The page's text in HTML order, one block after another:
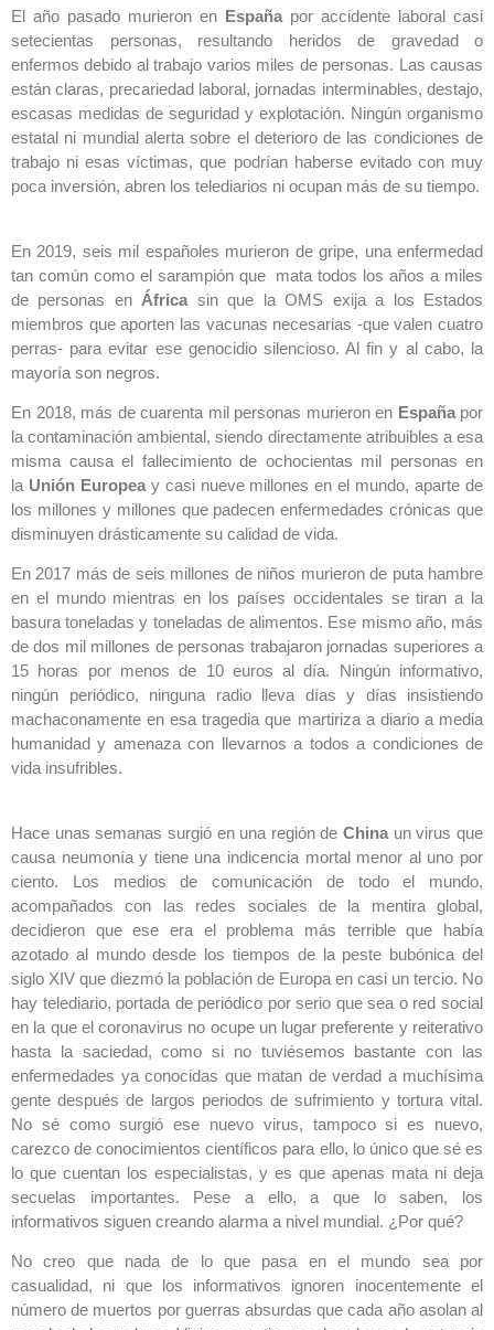
El año pasado murieron en España por accidente laboral casi
setecientas personas, resultando heridos de gravedad o
enfermos debido al trabajo varios miles de personas. Las causas
están claras, precariedad laboral, jornadas interminables, destajo,
escasas medidas de seguridad y explotación. Ningún organismo
estatal ni mundial alerta sobre el deterioro de las condiciones de
trabajo ni esas víctimas, que podrían haberse evitado con muy
poca inversión, abren los telediarios ni ocupan más de su tiempo.
En 2019, seis mil españoles murieron de gripe, una enfermedad
tan común como el sarampión que mata todos los años a miles
de personas en África sin que la OMS exija a los Estados
miembros que aporten las vacunas necesarias -que valen cuatro
perras- para evitar ese genocidio silencioso. Al fin y al cabo, la
mayoría son negros.
En 2018, más de cuarenta mil personas murieron en Españapor
la contaminación ambiental, siendo directamente atribuibles a esa
misma causa el fallecimiento de ochocientas mil personas en
la Unión Europeay casi nueve millones en el mundo, aparte de
los millones y millones que padecen enfermedades crónicas que
disminuyen drásticamente su calidad de vida.
En 2017 más de seis millones de niños murieron de puta hambre
en el mundo mientras en los países occidentales se tiran a la
basura toneladas y toneladas de alimentos. Ese mismo año, más
de dos mil millones de personas trabajaron jornadas superiores a
15 horas por menos de 10 euros al día. Ningún informativo,
ningún periódico, ninguna radio lleva días y días insistiendo
machaconamente en esa tragedia que martiriza a diario a media
humanidad y amenaza con llevarnos a todos a condiciones de
vida insufribles.
Hace unas semanas surgió en una región deChina un virus que
causa neumonía y tiene una indicencia mortal menor al uno por
ciento. Los medios de comunicación de todo el mundo,
acompañados con las redes sociales de la mentira global,
decidieron que ese era el problema más terrible que había
azotado al mundo desde los tiempos de la peste bubónica del
siglo XIV que diezmó la población de Europa en casi un tercio. No
hay telediario, portada de periódico por serio que sea o red social
en la que el coronavirus no ocupe un lugar preferente y reiterativo
hasta la saciedad, como si no tuviésemos bastante con las
enfermedades ya conocidas que matan de verdad a muchísima
gente después de largos periodos de sufrimiento y tortura vital.
No sé como surgió ese nuevo virus, tampoco si es nuevo,
carezco de conocimientos científicos para ello, lo único que sé es
lo que cuentan los especialistas, y es que apenas mata ni deja
secuelas importantes. Pese a ello, a que lo saben, los
informativos siguen creando alarma a nivel mundial. ¿Por qué?
No creo que nada de lo que pasa en el mundo sea por
casualidad, ni que los informativos ignoren inocentemente el
número de muertos por guerras absurdas que cada año asolan al